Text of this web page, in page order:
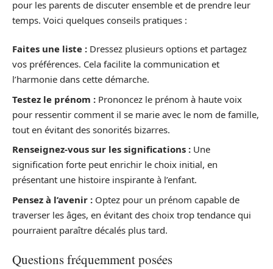
pour les parents de discuter ensemble et de prendre leur
temps. Voici quelques conseils pratiques :
Faites une liste : Dressez plusieurs options et partagez
vos préférences. Cela facilite la communication et
l’harmonie dans cette démarche.
Testez le prénom : Prononcez le prénom à haute voix
pour ressentir comment il se marie avec le nom de famille,
tout en évitant des sonorités bizarres.
Renseignez-vous sur les significations : Une
signification forte peut enrichir le choix initial, en
présentant une histoire inspirante à l’enfant.
Pensez à l’avenir : Optez pour un prénom capable de
traverser les âges, en évitant des choix trop tendance qui
pourraient paraître décalés plus tard.
Questions fréquemment posées